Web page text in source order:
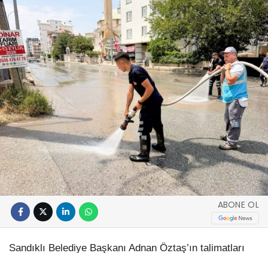
ABONE OL
Sandıklı Belediye Başkanı Adnan Öztaş’ın talimatları